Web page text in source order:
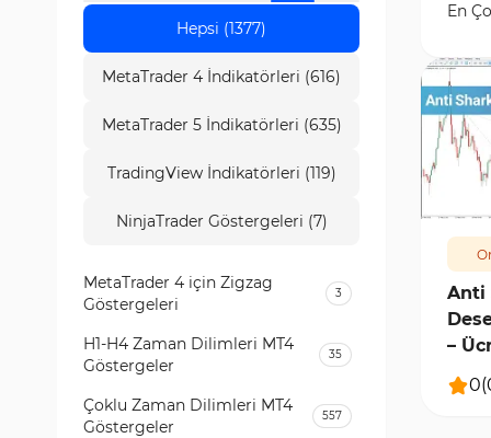
En
129
Anti
–
0(
Hepsi (1377)
MetaTrader 4 İndikatörleri (616)
MetaTrader 5 İndikatörleri (635)
TradingView İndikatörleri (119)
NinjaTrader Göstergeleri (7)
MetaTrader 4 için Zigzag
Göstergeleri
3
H1-H4 Zaman Dilimleri MT4
Göstergeler
35
Çoklu Zaman Dilimleri MT4
Göstergeler
557